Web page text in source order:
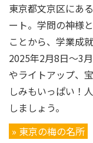
東京都文京区にあ
ート。学問の神様
ことから、学業成
2025年2月8日～3
やライトアップ、
しみもいっぱい！
しましょう。
» 東京の梅の名所